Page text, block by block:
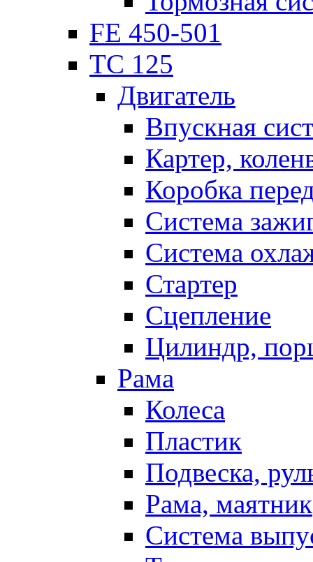
FE 450-501
TC 125
Двигатель
Впускная
Картер,
Коробка
Система
Система
Стартер
Сцепление
Цилиндр,
Рама
Колеса
Пластик
Подвеска,
Рама, маятник
Система